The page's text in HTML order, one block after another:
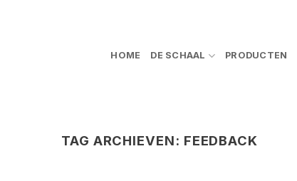
HOME DE SCHAAL PRODUCTEN
TAG ARCHIEVEN: FEEDBACK